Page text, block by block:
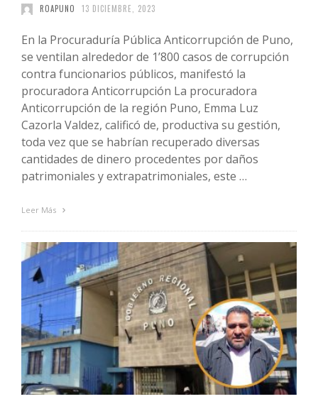
ROAPUNO 13 DICIEMBRE, 2023
En la Procuraduría Pública Anticorrupción de Puno,
se ventilan alrededor de 1’800 casos de corrupción
contra funcionarios públicos, manifestó la
procuradora Anticorrupción La procuradora
Anticorrupción de la región Puno, Emma Luz
Cazorla Valdez, calificó de, productiva su gestión,
toda vez que se habrían recuperado diversas
cantidades de dinero procedentes por daños
patrimoniales y extrapatrimoniales, este …
Leer Más